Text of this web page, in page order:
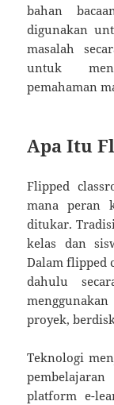
bahan
digunakan
masalah
untuk
pemahaman
Apa Itu
Flipped
mana peran
ditukar.
kelas dan
Dalam flipped
dahulu
proyek,
Teknologi
platform e-